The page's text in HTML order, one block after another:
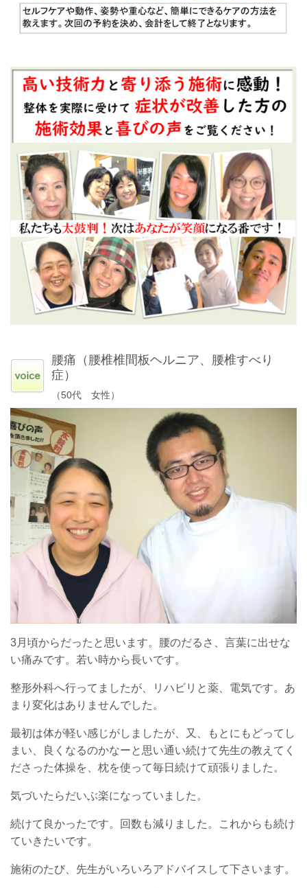
腰痛（腰椎椎間板ヘルニア、腰椎すべり
症）
（50代 女性）
3月頃からだったと思います。腰のだるさ、言葉に出せな
い痛みです。若い時から長いです。
整形外科へ行ってましたが、リハビリと薬、電気です。あ
まり変化はありませんでした。
最初は体が軽い感じがしましたが、又、もとにもどってし
まい、良くなるのかなーと思い通い続けて先生の教えてく
ださった体操を、枕を使って毎日続けて頑張りました。
気づいたらだいぶ楽になっていました。
続けて良かったです。回数も減りました。これからも続け
ていきたいです。
施術のたび、先生がいろいろアドバイスして下さいます。